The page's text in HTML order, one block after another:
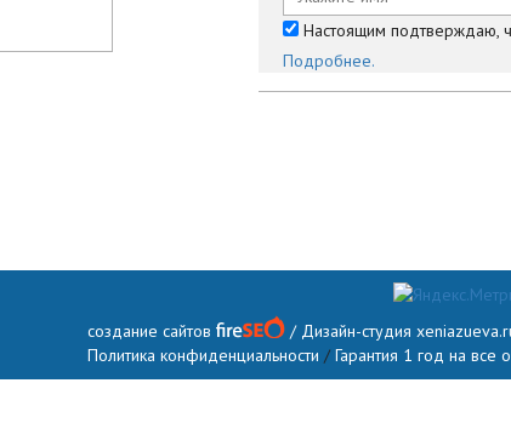
Настоящим подтверждаю,
Подробнее.
создание сайтов / Дизайн-студия
Политика конфиденциальности /Гарантия 1 год на